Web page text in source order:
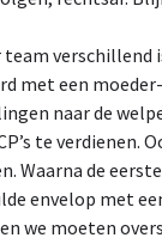
verschillend
met een
naar de
te verdienen.
Waarna de
envelop met
we moeten